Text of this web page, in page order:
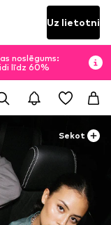
Uz lietotni
noslēgums:
līdz 60%
Sekot